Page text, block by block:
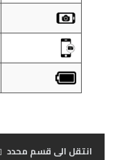
انتقل الى قسم محدد